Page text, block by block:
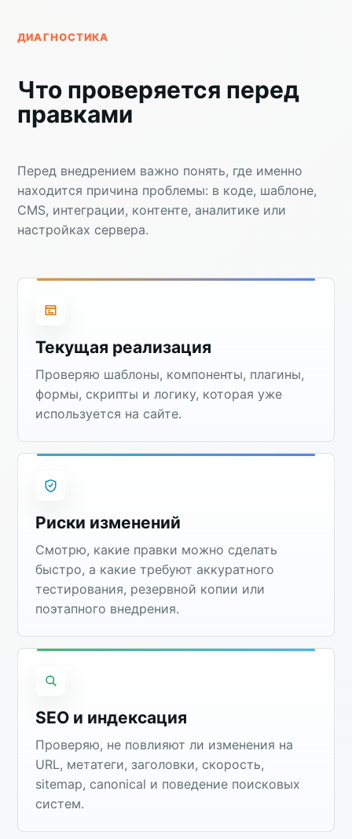
ДИАГНОСТИКА
Что проверяется перед
правками
Перед внедрением важно понять, где именно
находится причина проблемы: в коде, шаблоне,
CMS, интеграции, контенте, аналитике или
настройках сервера.
Текущая реализация
Проверяю шаблоны, компоненты, плагины,
формы, скрипты и логику, которая уже
используется на сайте.
Риски изменений
Смотрю, какие правки можно сделать
быстро, а какие требуют аккуратного
тестирования, резервной копии или
поэтапного внедрения.
SEO и индексация
Проверяю, не повлияют ли изменения на
URL, метатеги, заголовки, скорость,
sitemap, canonical и поведение поисковых
систем.